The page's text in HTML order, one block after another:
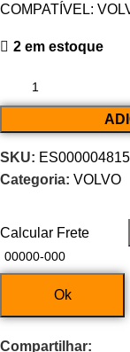
COMPATÍVEL:
2 em estoque
SKU: ES000004815
Categoria: VOLVO
Calcular Frete
Ok
Compartilhar: